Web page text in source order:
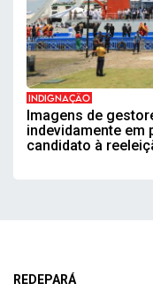
INDIGNAÇÃO
Imagens de
indevidamente em
candidato à
REDEPARÁ